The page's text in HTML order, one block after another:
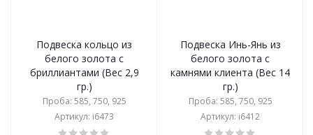
Подвеска кольцо из
белого золота с
бриллиантами (Вес 2,9
гр.)
Проба: 585, 750, 925
Артикул: i6473
Подвеска Инь-Янь из
белого золота с
камнями клиента (Вес 14
гр.)
Проба: 585, 750, 925
Артикул: i6412